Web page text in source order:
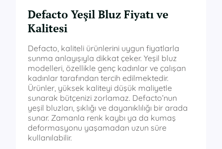
Defacto Yeşil Bluz Fiyatı ve
Kalitesi
Defacto, kaliteli ürünlerini uygun fiyatlarla
sunma anlayışıyla dikkat çeker. Yeşil bluz
modelleri, özellikle genç kadınlar ve çalışan
kadınlar tarafından tercih edilmektedir.
Ürünler, yüksek kaliteyi düşük maliyetle
sunarak bütçenizi zorlamaz. Defacto’nun
yeşil bluzları, şıklığı ve dayanıklılığı bir arada
sunar. Zamanla renk kaybı ya da kumaş
deformasyonu yaşamadan uzun süre
kullanılabilir.